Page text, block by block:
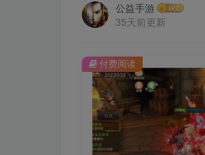
公益手游
35天前更新
付费阅读